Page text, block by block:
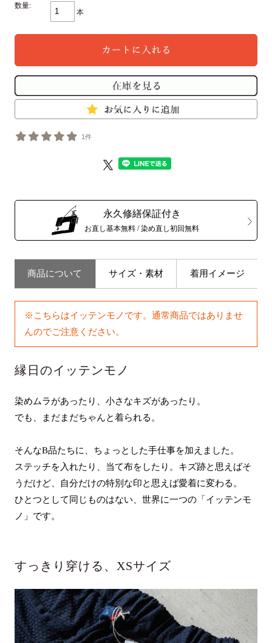
数量:
本
1件
永久修繕保証付き
お直し基本無料 / 染め直し初回無料
商品について サイズ・素材 着用イメージ
※こちらはイッテンモノです。通常商品ではありませ
んのでご注意ください。
縁日のイッテンモノ
染めムラがあったり、小さなキズがあったり。
でも、まだまだちゃんと着られる。
そんなB品たちに、ちょっとした手仕事を加えました。
ステッチを入れたり、当て布をしたり。キズ跡と思えばそ
うだけど、自分だけの特別な印と思えば愛着に変わる。
ひとつとして同じものはない、世界に一つの「イッテンモ
ノ」です。
すっきり穿ける、XSサイズ